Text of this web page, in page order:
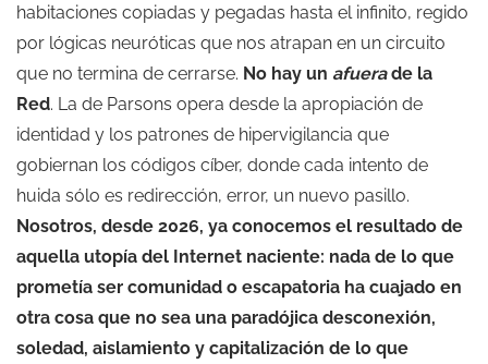
habitaciones copiadas y pegadas hasta el infinito, regido
por lógicas neuróticas que nos atrapan en un circuito
que no termina de cerrarse. No hay un afuerade la
Red. La de Parsons opera desde la apropiación de
identidad y los patrones de hipervigilancia que
gobiernan los códigos cíber, donde cada intento de
huida sólo es redirección, error, un nuevo pasillo.
Nosotros, desde 2026, ya conocemos el resultado de
aquella utopía del Internet naciente: nada de lo que
prometía ser comunidad o escapatoria ha cuajado en
otra cosa que no sea una paradójica desconexión,
soledad, aislamiento y capitalización de lo que